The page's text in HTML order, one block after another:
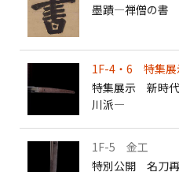
墨蹟―禅僧の書
1F-4・6 特集展
特集展示 新時
川派―
1F-5 金工
特別公開 名刀